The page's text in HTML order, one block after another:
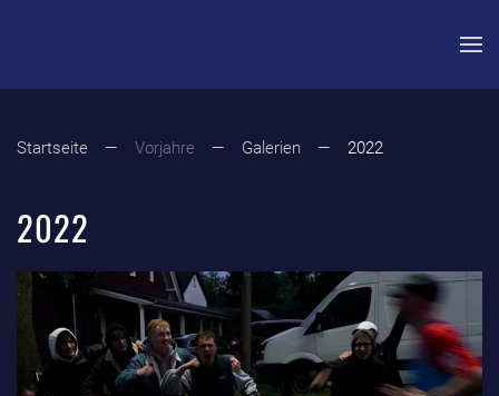
Startseite Vorjahre Galerien 2022
2022